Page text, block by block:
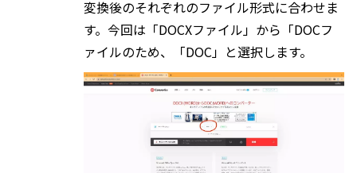
変換後のそれぞれのファイル形式に合わせま
す。今回は「DOCXファイル」から「DOCフ
ァイルのため、「DOC」と選択します。